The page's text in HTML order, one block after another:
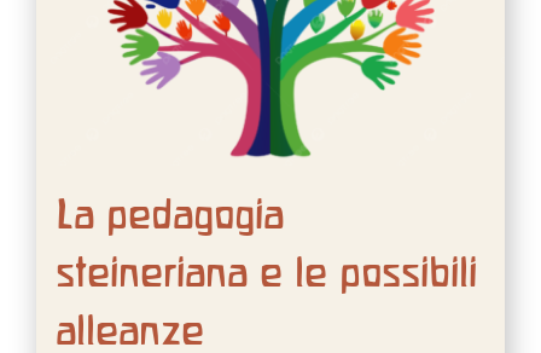
La pedagogia
steineriana e le possibili
alleanze